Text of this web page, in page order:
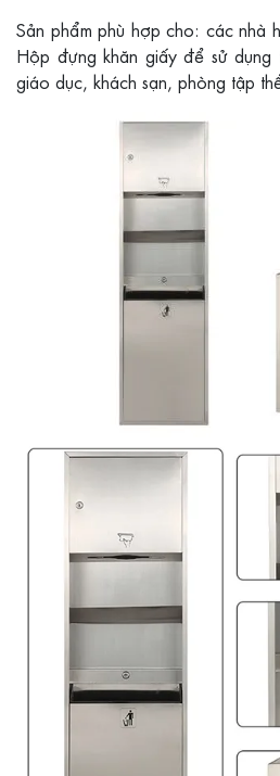
Sản phẩm phù hợp cho: các nhà
Hộp đựng khăn giấy để sử
giáo dục, khách sạn, phòng tập